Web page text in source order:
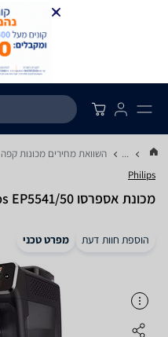
... השוואת מחירים מכונות קפה
Philips
‏מכונת אספרסו Philips EP5541/50 פיליפס
הוספת חוות דעת מפרט טכני